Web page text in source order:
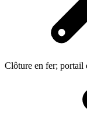
Clôture en fer; portail